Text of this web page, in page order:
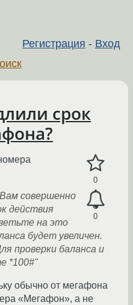
Регистрация - Вход
срок
0
0
совершенно
действия
на это
будет увеличен.
проверки баланса и
*100#"
обычно от мегафона
«Мегафон», а не